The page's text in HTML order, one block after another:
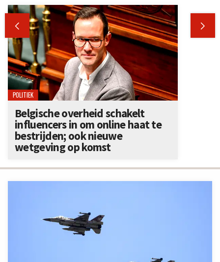
 
POLITIEK
Belgische overheid schakelt
influencers in om online haat te
bestrijden; ook nieuwe
wetgeving op komst